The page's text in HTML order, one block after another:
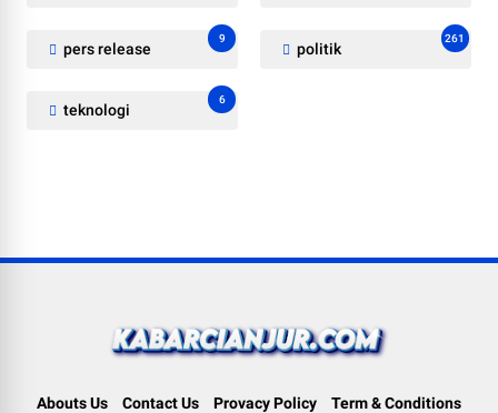
pers release
9
politik
261
teknologi
6
Abouts Us Contact Us Provacy Policy
Term & Conditions